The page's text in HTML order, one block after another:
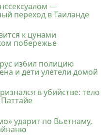
—
переход в Таиланде
к цунами
побережье
избил полицию
и дети улетели домой
в убийстве: тело
ударит по Вьетнаму,